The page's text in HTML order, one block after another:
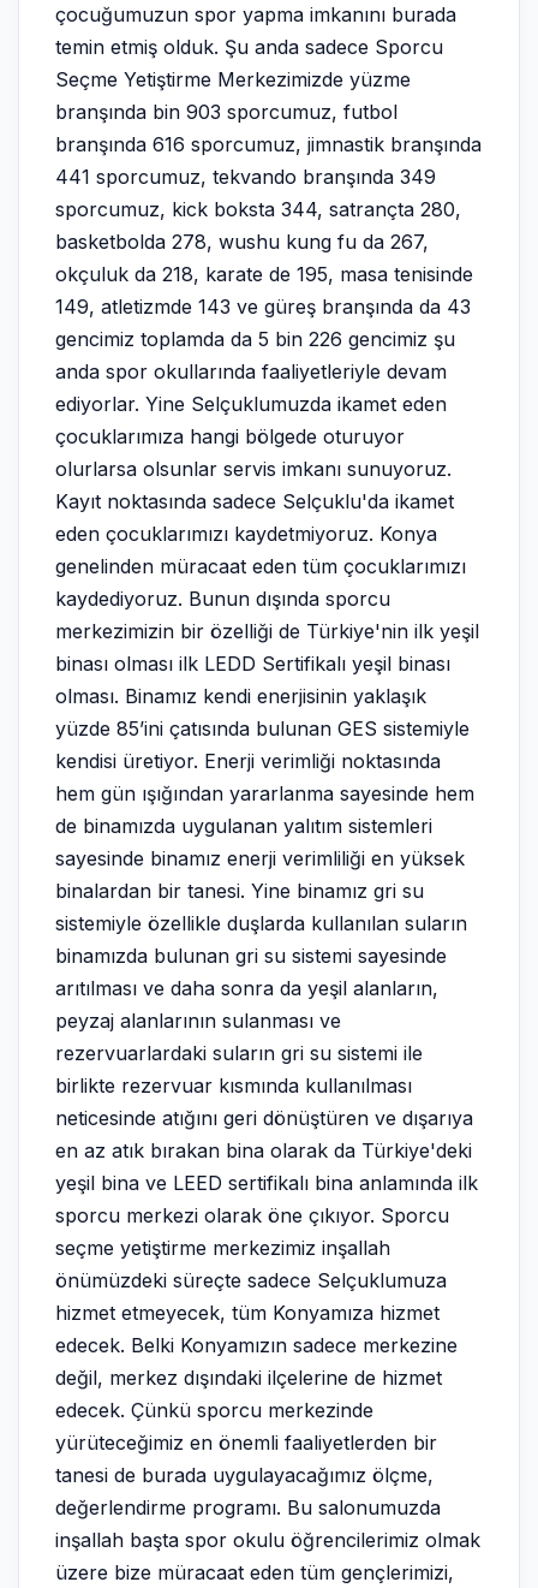
çocuğumuzun spor yapma imkanını burada
temin etmiş olduk. Şu anda sadece Sporcu
Seçme Yetiştirme Merkezimizde yüzme
branşında bin 903 sporcumuz, futbol
branşında 616 sporcumuz, jimnastik branşında
441 sporcumuz, tekvando branşında 349
sporcumuz, kick boksta 344, satrançta 280,
basketbolda 278, wushu kung fu da 267,
okçuluk da 218, karate de 195, masa tenisinde
149, atletizmde 143 ve güreş branşında da 43
gencimiz toplamda da 5 bin 226 gencimiz şu
anda spor okullarında faaliyetleriyle devam
ediyorlar. Yine Selçuklumuzda ikamet eden
çocuklarımıza hangi bölgede oturuyor
olurlarsa olsunlar servis imkanı sunuyoruz.
Kayıt noktasında sadece Selçuklu'da ikamet
eden çocuklarımızı kaydetmiyoruz. Konya
genelinden müracaat eden tüm çocuklarımızı
kaydediyoruz. Bunun dışında sporcu
merkezimizin bir özelliği de Türkiye'nin ilk yeşil
binası olması ilk LEDD Sertifikalı yeşil binası
olması. Binamız kendi enerjisinin yaklaşık
yüzde 85’ini çatısında bulunan GES sistemiyle
kendisi üretiyor. Enerji verimliği noktasında
hem gün ışığından yararlanma sayesinde hem
de binamızda uygulanan yalıtım sistemleri
sayesinde binamız enerji verimliliği en yüksek
binalardan bir tanesi. Yine binamız gri su
sistemiyle özellikle duşlarda kullanılan suların
binamızda bulunan gri su sistemi sayesinde
arıtılması ve daha sonra da yeşil alanların,
peyzaj alanlarının sulanması ve
rezervuarlardaki suların gri su sistemi ile
birlikte rezervuar kısmında kullanılması
neticesinde atığını geri dönüştüren ve dışarıya
en az atık bırakan bina olarak da Türkiye'deki
yeşil bina ve LEED sertifikalı bina anlamında ilk
sporcu merkezi olarak öne çıkıyor. Sporcu
seçme yetiştirme merkezimiz inşallah
önümüzdeki süreçte sadece Selçuklumuza
hizmet etmeyecek, tüm Konyamıza hizmet
edecek. Belki Konyamızın sadece merkezine
değil, merkez dışındaki ilçelerine de hizmet
edecek. Çünkü sporcu merkezinde
yürüteceğimiz en önemli faaliyetlerden bir
tanesi de burada uygulayacağımız ölçme,
değerlendirme programı. Bu salonumuzda
inşallah başta spor okulu öğrencilerimiz olmak
üzere bize müracaat eden tüm gençlerimizi,